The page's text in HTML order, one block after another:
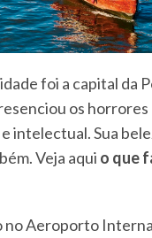
foi a capital da
os
intelectual. Sua
Veja aqui o que
no Aeroporto